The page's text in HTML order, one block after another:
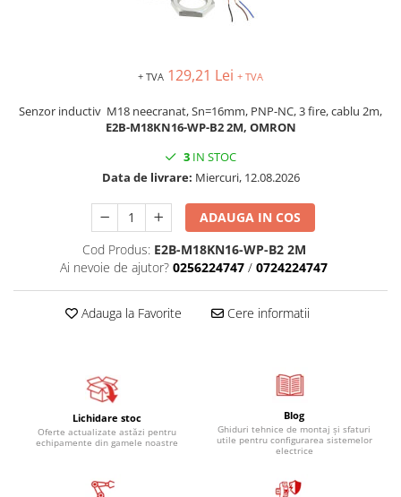
Busbar si pieptene sigurante
Protectii diferentiale RCCB
Protectii diferentiale RCBO
Diferential RCBO curba B tip A
Diferential RCBO curba C tip A
Diferential RCBO curba B tip AC
Aparataj modular divers
Protectii motor
Relee de suprasarcina
Accesorii contactoare si protectii
Soft startere, relee
+ TVA 129,21 Lei + TVA
Senzor inductiv M18 neecranat, Sn=16mm, PNP-NC, 3 fire, cablu 2m,
E2B-M18KN16-WP-B2 2M, OMRON
3 IN STOC
Data de livrare: Miercuri, 12.08.2026
ADAUGA IN COS
Cod Produs: E2B-M18KN16-WP-B2 2M
Ai nevoie de ajutor? 0256224747 / 0724224747
Adauga la Favorite Cere informatii
Lichidare stoc
Oferte actualizate astăzi pentru
echipamente din gamele noastre
Blog
Ghiduri tehnice de montaj și sfaturi
utile pentru configurarea sistemelor
electrice